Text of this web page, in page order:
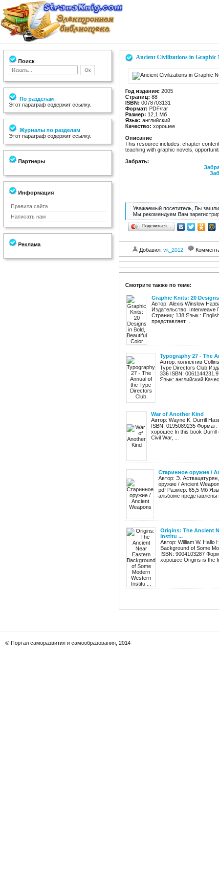
Поиск
По разделам
Этот параграф содержит ссылку.
Журналы по разделам
Этот параграф содержит ссылку.
Партнеры
Информация
Правила сайта
Написать нам
Реклама
Ancient Civilizations in Graphic
Год издания: 2005
Страниц: 88
ISBN: 0078703131
Формат: PDF/rar
Размер: 12,1 Мб
Язык: английский
Качество: хорошее
Описание
This resource includes: chapter
teaching with graphic novels,
Забрать:
Уважаемый посетитель, Вы зашли
Мы рекомендуем Вам
Поделиться…
Добавил: vit_2012
Смотрите также по теме:
Graphic Knits: 20
Автор: Alexis Winslow
Издательство: Interweave
Страниц: 138 Язык :
представляет ...
Typography 27 - The
Автор: коллектив
Type Directors Club
336 ISBN:
Язык: английский
War of Another Kind
Автор: Wayne K. Durrill
ISBN: 0195089235
хорошее In this book Durrill
Civil War, ...
Старинное оружие /
Автор: Э.
оружие / Ancient
pdf Размер: 65,5 Мб
альбоме представлены
Origins: The Ancient
Institu ...
Автор: William W. Hallo
Background of Some
ISBN: 9004103287
хорошее Origins is the
© Портал саморазвития и самообразования, 2014